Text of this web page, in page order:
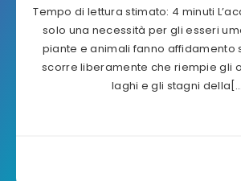
Tempo di lettura stimato: 4 minuti
solo una necessità per gli esseri
piante e animali fanno affidamento
scorre liberamente che riempie gli
laghi e gli stagni